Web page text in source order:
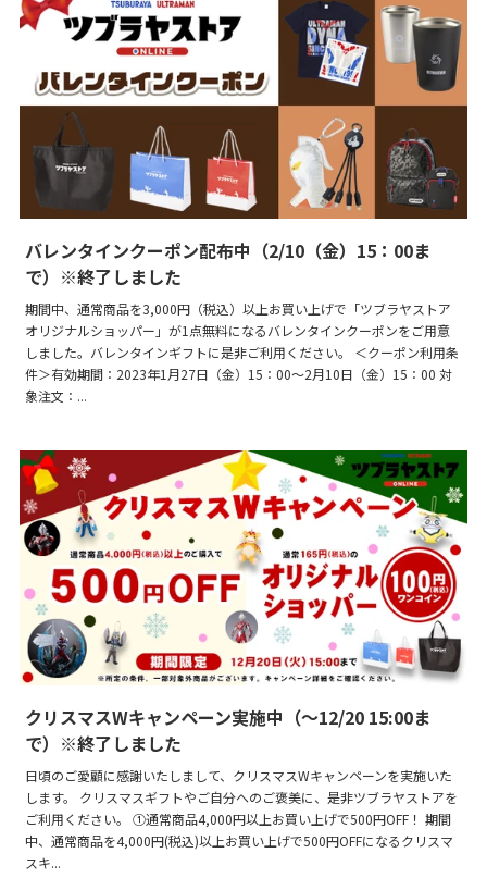
バレンタインクーポン配布中（2/10（金）15：00ま
で）※終了しました
期間中、通常商品を3,000円（税込）以上お買い上げで「ツブラヤストア
オリジナルショッパー」が1点無料になるバレンタインクーポンをご用意
しました。バレンタインギフトに是非ご利用ください。 ＜クーポン利用条
件＞有効期間：2023年1月27日（金）15：00～2月10日（金）15：00 対
象注文：...
クリスマスWキャンペーン実施中（～12/20 15:00ま
で）※終了しました
日頃のご愛顧に感謝いたしまして、クリスマスWキャンペーンを実施いた
します。 クリスマスギフトやご自分へのご褒美に、是非ツブラヤストアを
ご利用ください。 ①通常商品4,000円以上お買い上げで500円OFF！ 期間
中、通常商品を4,000円(税込)以上お買い上げで500円OFFになるクリスマ
スキ...